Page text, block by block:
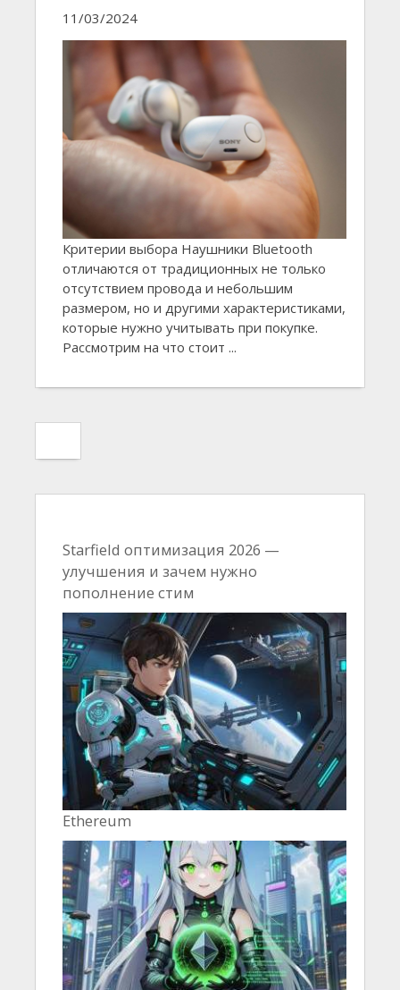
11/03/2024
Критерии выбора Наушники Bluetooth
отличаются от традиционных не только
отсутствием провода и небольшим
размером, но и другими характеристиками,
которые нужно учитывать при покупке.
Рассмотрим на что стоит ...
Starfield оптимизация 2026 —
улучшения и зачем нужно
пополнение стим
Ethereum